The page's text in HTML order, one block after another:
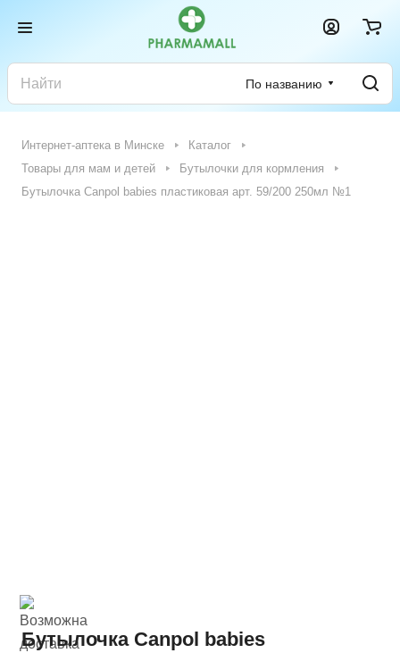
По названию
Интернет-аптека в Минске
Каталог
Товары для мам и детей
Бутылочки для кормления
Бутылочка Canpol babies пластиковая арт. 59/200 250мл №1
Бутылочка Canpol babies